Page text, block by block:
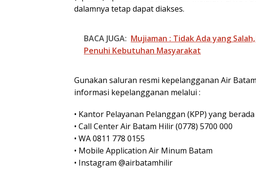
dalamnya tetap dapat diakses.
BACA JUGA: Mujiaman : Tidak Ada yang
Penuhi Kebutuhan Masyarakat
Gunakan saluran resmi kepelangganan Air
informasi kepelangganan melalui :
• Kantor Pelayanan Pelanggan (KPP) yang
• Call Center Air Batam Hilir (0778) 5700 000
• WA 0811 778 0155
• Mobile Application Air Minum Batam
• Instagram @airbatamhilir